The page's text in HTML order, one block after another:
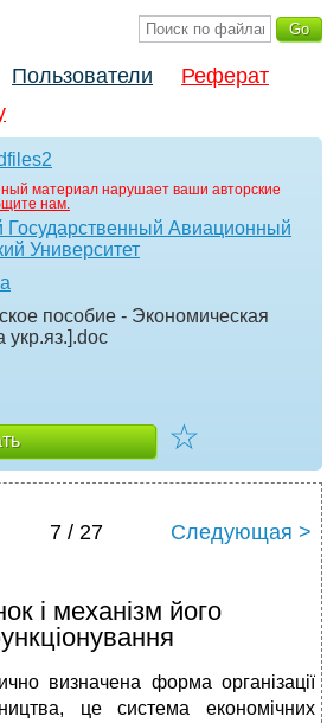
Пользователи
Реферат
материал нарушает ваши авторские
нам.
Авиационный
Университет
пособие - Экономическая
укр.яз.].doc
☆
7 / 27 Следующая >
і механізм його
визначена форма організації
це система економічних